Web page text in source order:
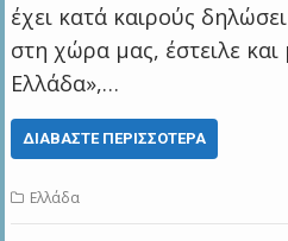
έχει κατά καιρούς
στη χώρα μας, έστειλε
Ελλάδα»,…
ΔΙΑΒΆΣΤΕ ΠΕΡΙΣΣΌΤΕΡΑ
Ελλάδα